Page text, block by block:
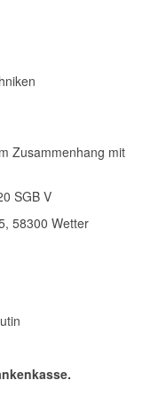
Zusammenhang mit
SGB V
58300 Wetter